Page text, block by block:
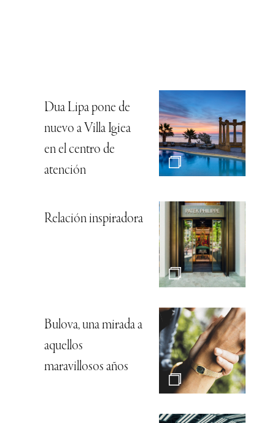
Dua Lipa pone de
nuevo a Villa Igiea
en el centro de
atención
Relación inspiradora
Bulova, una mirada a
aquellos
maravillosos años